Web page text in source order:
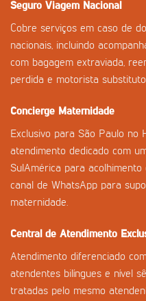
Seguro Viagem Nacional
Cobre serviços em caso de
nacionais, incluindo
com bagagem extraviada,
perdida e motorista
Concierge Maternidade
Exclusivo para São Paulo no
atendimento dedicado com
SulAmérica para
canal de WhatsApp para
maternidade.
Central de Atendimento
Atendimento diferenciado
atendentes bilíngues e nível
tratadas pelo mesmo